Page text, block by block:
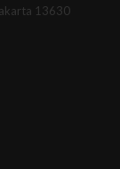
13630